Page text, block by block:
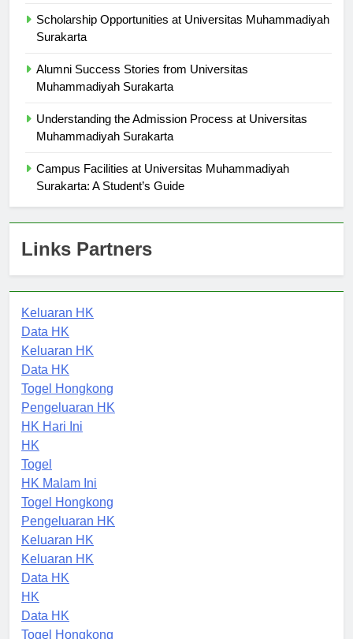
Scholarship Opportunities at Universitas Muhammadiyah
Alumni Success Stories from Universitas
Understanding the Admission Process at Universitas
Campus Facilities at Universitas Muhammadiyah
Links Partners
Keluaran HK
Data HK
Keluaran HK
Data HK
Togel Hongkong
Pengeluaran HK
HK Hari Ini
HK
Togel
HK Malam Ini
Togel Hongkong
Pengeluaran HK
Keluaran HK
Keluaran HK
Data HK
HK
Data HK